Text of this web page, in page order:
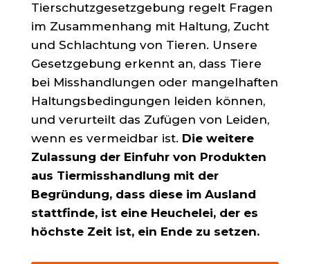
Tierschutzgesetzgebung regelt Fragen
im Zusammenhang mit Haltung, Zucht
und Schlachtung von Tieren. Unsere
Gesetzgebung erkennt an, dass Tiere
bei Misshandlungen oder mangelhaften
Haltungsbedingungen leiden können,
und verurteilt das Zufügen von Leiden,
wenn es vermeidbar ist. Die weitere
Zulassung der Einfuhr von Produkten
aus Tiermisshandlung mit der
Begründung, dass diese im Ausland
stattfinde, ist eine Heuchelei, der es
höchste Zeit ist, ein Ende zu setzen.